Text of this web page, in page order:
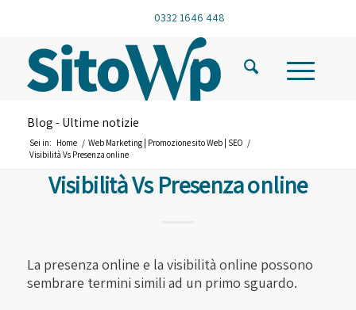
0332 1646 448
Blog - Ultime notizie
Sei in: Home / Web Marketing | Promozione sito Web | SEO /
Visibilità Vs Presenza online
Visibilità Vs Presenza online
La presenza online e la visibilità online possono
sembrare termini simili ad un primo sguardo.